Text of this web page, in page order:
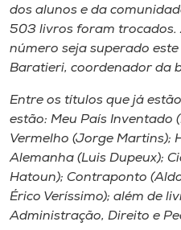
dos alunos e da
503 livros foram trocados.
número seja superado
Baratieri, coordenador da
Entre os títulos que já
estão: Meu País Inventado
Vermelho (Jorge Martins);
Alemanha (Luis Dupeux);
Hatoun); Contraponto
Érico Veríssimo); além de
Administração, Direito e